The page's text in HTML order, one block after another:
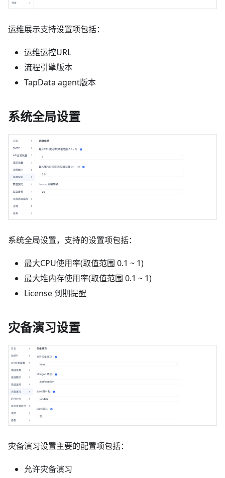
运维展示支持设置项包括：
运维运控URL
流程引擎版本
TapData agent版本
系统全局设置
系统全局设置，支持的设置项包括：
最大CPU使用率(取值范围 0.1 ~ 1)
最大堆内存使用率(取值范围 0.1 ~ 1)
License 到期提醒
灾备演习设置
灾备演习设置主要的配置项包括：
允许灾备演习